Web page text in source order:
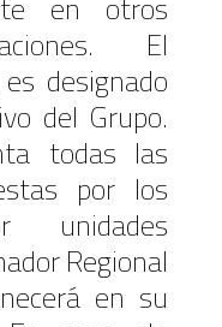
en otros
El
designado
del Grupo.
todas las
por los
unidades
Regional
en su